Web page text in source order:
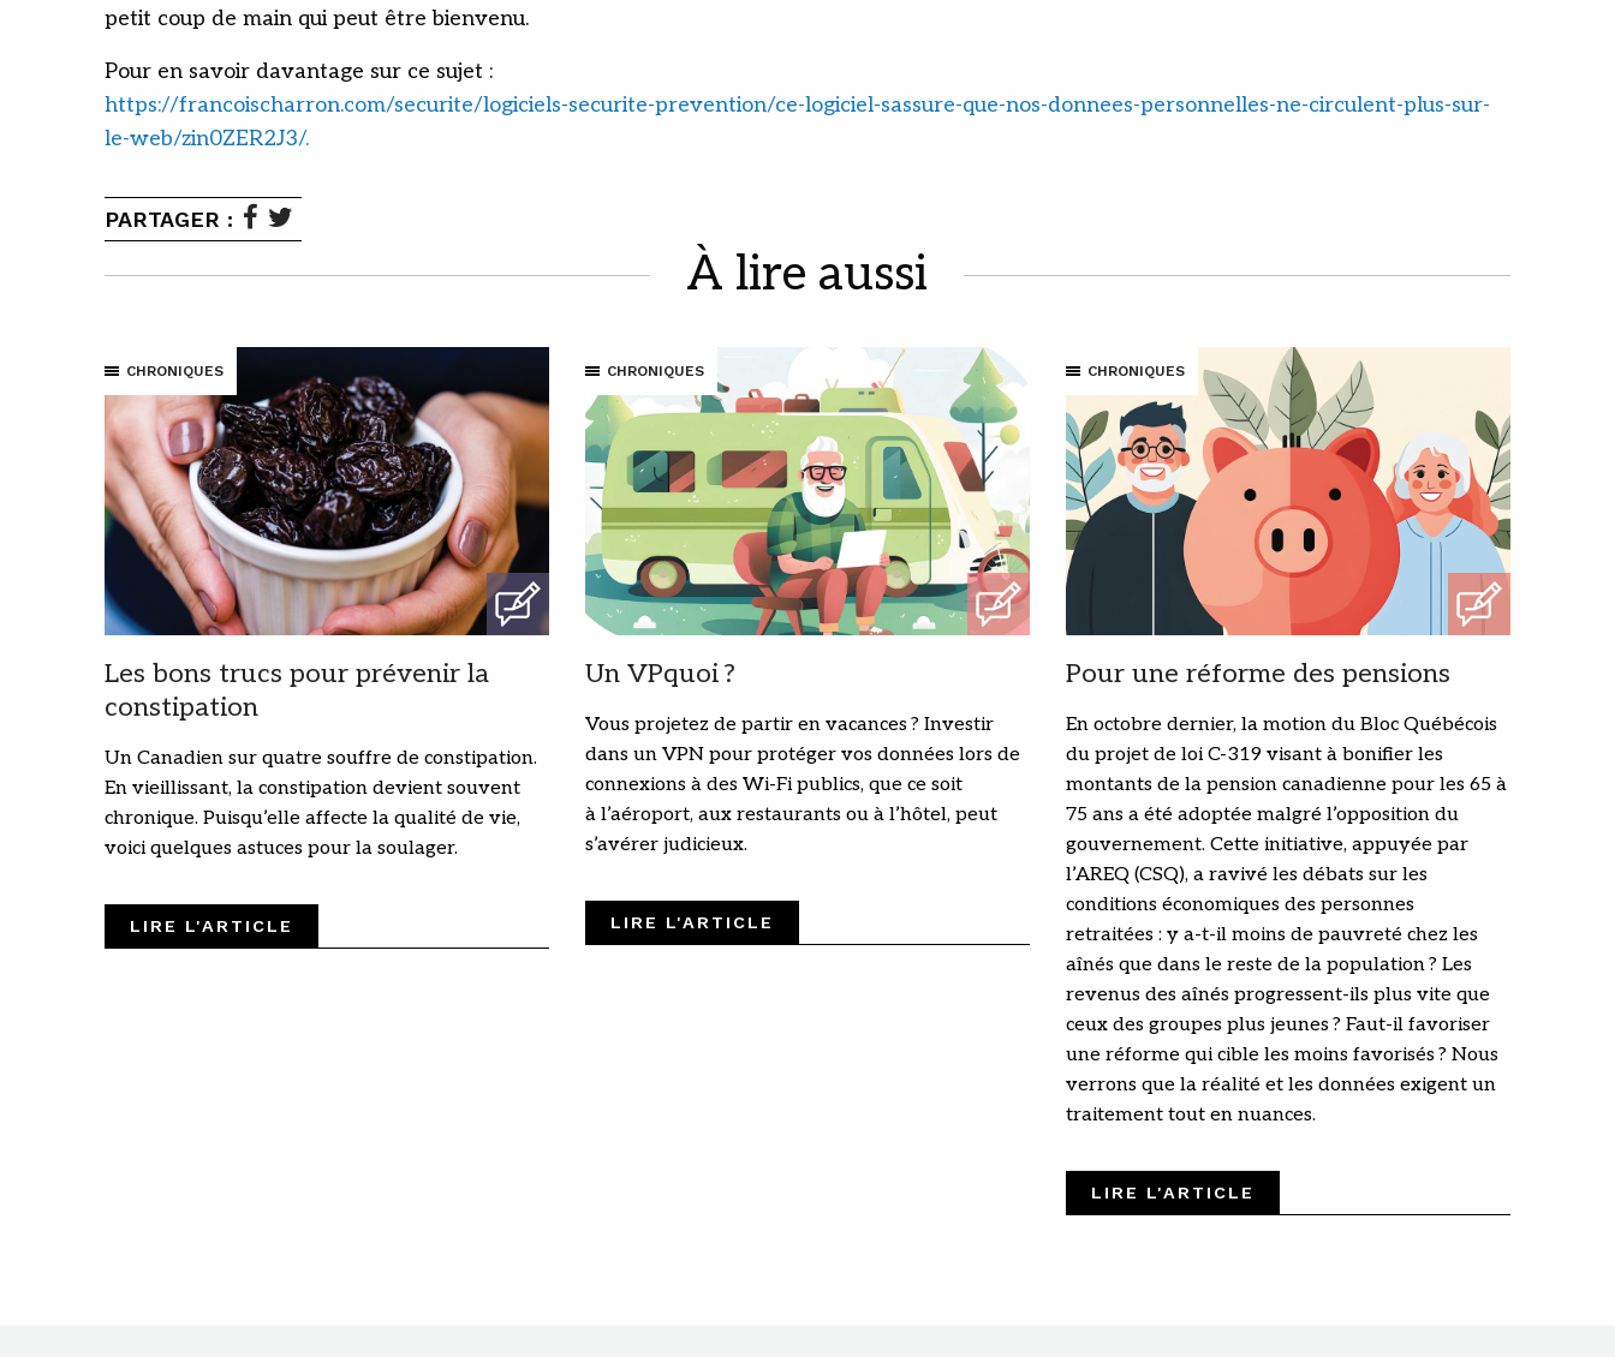
petit coup de main qui peut être bienvenu.
Pour en savoir davantage sur ce sujet :
https://francoischarron.com/securite/logiciels-securite-prevention/ce-logiciel-sassure-que-nos-donnees-personnelles-ne-circulent-plus-sur-
le-web/zin0ZER2J3/.
PARTAGER :
À lire aussi
CHRONIQUES
Les bons trucs pour prévenir la
constipation
Un Canadien sur quatre souffre de constipation.
En vieillissant, la constipation devient souvent
chronique. Puisqu’elle affecte la qualité de vie,
voici quelques astuces pour la soulager.
LIRE L'ARTICLE
CHRONIQUES
Un VPquoi ?
Vous projetez de partir en vacances ? Investir
dans un VPN pour protéger vos données lors de
connexions à des Wi-Fi publics, que ce soit
à l’aéroport, aux restaurants ou à l’hôtel, peut
s’avérer judicieux.
LIRE L'ARTICLE
CHRONIQUES
Pour une réforme des pensions
En octobre dernier, la motion du Bloc Québécois
du projet de loi C-319 visant à bonifier les
montants de la pension canadienne pour les 65 à
75 ans a été adoptée malgré l’opposition du
gouvernement. Cette initiative, appuyée par
l’AREQ (CSQ), a ravivé les débats sur les
conditions économiques des personnes
retraitées : y a-t-il moins de pauvreté chez les
aînés que dans le reste de la population ? Les
revenus des aînés progressent-ils plus vite que
ceux des groupes plus jeunes ? Faut-il favoriser
une réforme qui cible les moins favorisés ? Nous
verrons que la réalité et les données exigent un
traitement tout en nuances.
LIRE L'ARTICLE